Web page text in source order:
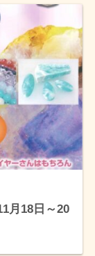
月18日～20